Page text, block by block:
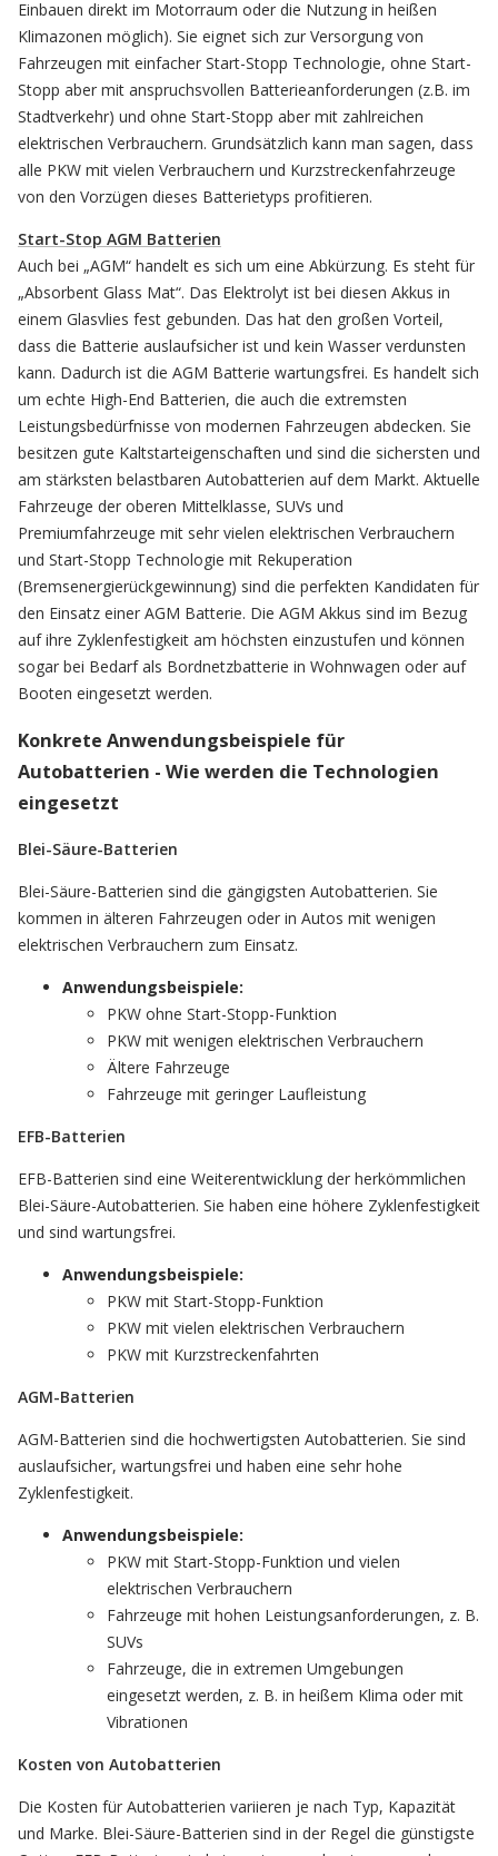
Einbauen direkt im Motorraum oder die Nutzung in heißen
Klimazonen möglich). Sie eignet sich zur Versorgung von
Fahrzeugen mit einfacher Start-Stopp Technologie, ohne Start-
Stopp aber mit anspruchsvollen Batterieanforderungen (z.B. im
Stadtverkehr) und ohne Start-Stopp aber mit zahlreichen
elektrischen Verbrauchern. Grundsätzlich kann man sagen, dass
alle PKW mit vielen Verbrauchern und Kurzstreckenfahrzeuge
von den Vorzügen dieses Batterietyps profitieren.
Start-Stop AGM Batterien
Auch bei „AGM“ handelt es sich um eine Abkürzung. Es steht für
„Absorbent Glass Mat“. Das Elektrolyt ist bei diesen Akkus in
einem Glasvlies fest gebunden. Das hat den großen Vorteil,
dass die Batterie auslaufsicher ist und kein Wasser verdunsten
kann. Dadurch ist die AGM Batterie wartungsfrei. Es handelt sich
um echte High-End Batterien, die auch die extremsten
Leistungsbedürfnisse von modernen Fahrzeugen abdecken. Sie
besitzen gute Kaltstarteigenschaften und sind die sichersten und
am stärksten belastbaren Autobatterien auf dem Markt. Aktuelle
Fahrzeuge der oberen Mittelklasse, SUVs und
Premiumfahrzeuge mit sehr vielen elektrischen Verbrauchern
und Start-Stopp Technologie mit Rekuperation
(Bremsenergierückgewinnung) sind die perfekten Kandidaten für
den Einsatz einer AGM Batterie. Die AGM Akkus sind im Bezug
auf ihre Zyklenfestigkeit am höchsten einzustufen und können
sogar bei Bedarf als Bordnetzbatterie in Wohnwagen oder auf
Booten eingesetzt werden.
Konkrete Anwendungsbeispiele für
Autobatterien - Wie werden die Technologien
eingesetzt
Blei-Säure-Batterien
Blei-Säure-Batterien sind die gängigsten Autobatterien. Sie
kommen in älteren Fahrzeugen oder in Autos mit wenigen
elektrischen Verbrauchern zum Einsatz.
Anwendungsbeispiele:
PKW ohne Start-Stopp-Funktion
PKW mit wenigen elektrischen Verbrauchern
Ältere Fahrzeuge
Fahrzeuge mit geringer Laufleistung
EFB-Batterien
EFB-Batterien sind eine Weiterentwicklung der herkömmlichen
Blei-Säure-Autobatterien. Sie haben eine höhere Zyklenfestigkeit
und sind wartungsfrei.
Anwendungsbeispiele:
PKW mit Start-Stopp-Funktion
PKW mit vielen elektrischen Verbrauchern
PKW mit Kurzstreckenfahrten
AGM-Batterien
AGM-Batterien sind die hochwertigsten Autobatterien. Sie sind
auslaufsicher, wartungsfrei und haben eine sehr hohe
Zyklenfestigkeit.
Anwendungsbeispiele:
PKW mit Start-Stopp-Funktion und vielen
elektrischen Verbrauchern
Fahrzeuge mit hohen Leistungsanforderungen, z. B.
SUVs
Fahrzeuge, die in extremen Umgebungen
eingesetzt werden, z. B. in heißem Klima oder mit
Vibrationen
Kosten von Autobatterien
Die Kosten für Autobatterien variieren je nach Typ, Kapazität
und Marke. Blei-Säure-Batterien sind in der Regel die günstigste